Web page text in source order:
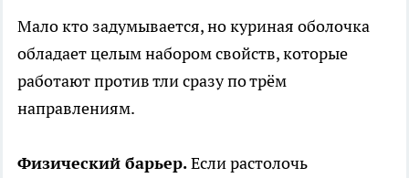
Мало кто задумывается, но куриная оболочка
обладает целым набором свойств, которые
работают против тли сразу по трём
направлениям.
Физический барьер.Если растолочь